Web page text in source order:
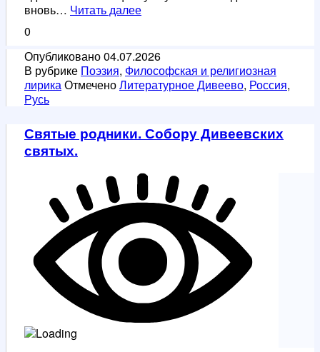
вновь… Читать далееЕдиная
0
Опубликовано04.07.2026
В рубрике Поэзия, Философская и религиозная
лирикаОтмеченоЛитературное Дивеево, Россия,
Русь
Святые родники. Собору Дивеевских
святых.